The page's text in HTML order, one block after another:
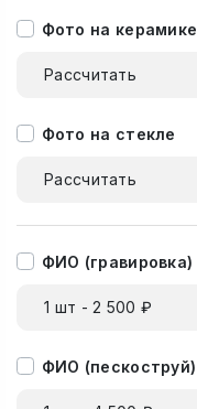
Фото на керамике
Рассчитать
Фото на стекле
Рассчитать
ФИО (гравировка)
1 шт - 2 500 ₽
ФИО (пескоструй)